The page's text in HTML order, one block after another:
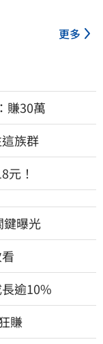
更多
賺30萬
族群
！
曝光
逾10%
賺